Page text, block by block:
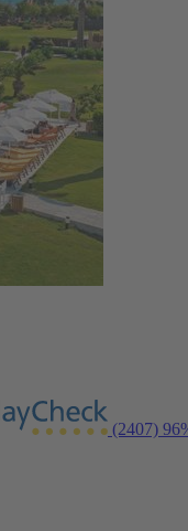
(2407)